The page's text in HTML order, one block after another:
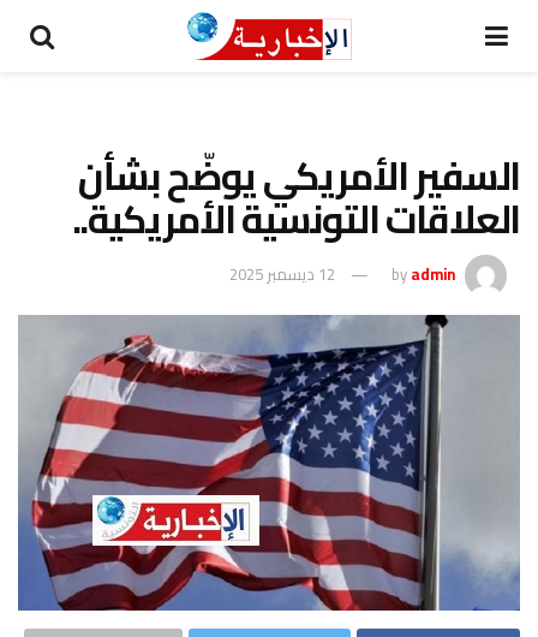
السفير الأمريكي يوضّح بشأن
العلاقات التونسية الأمريكية..
byadmin 12 ديسمبر 2025